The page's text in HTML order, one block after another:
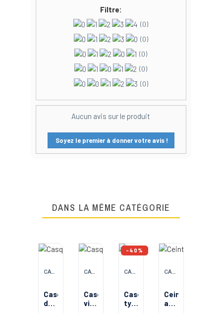
Filtre:
(0)
(0)
(0)
(0)
(0)
Aucun avis sur le produit
Soyez le premier à donner votre avis !
DANS LA MÊME CATÉGORIE
CATERPILLAR
Casquette
de
CATERPILLAR
Casquette
visière
CATERPILLAR
Casquette
type
-40%
CATERPILLAR
Ceinture
avec